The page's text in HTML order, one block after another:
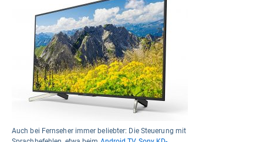
Auch bei Fernseher immer beliebter: Die Steuerung mit